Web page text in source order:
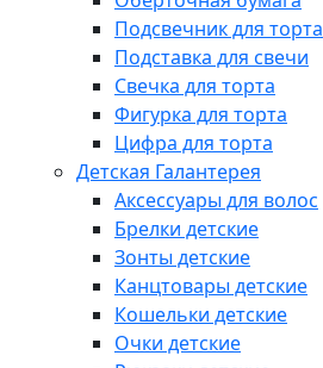
Подсвечник для торта
Подставка для свечи
Свечка для торта
Фигурка для торта
Цифра для торта
Детская Галантерея
Аксессуары для волос
Брелки детские
Зонты детские
Канцтовары детские
Кошельки детские
Очки детские